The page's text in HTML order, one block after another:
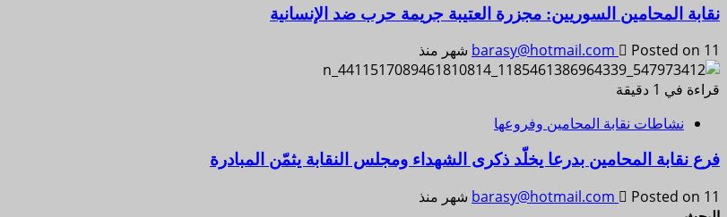
نقابة المحامين السوريين: مجزرة العتيبة جريمة حرب ضد الإنسانية
barasy@hotmail.com
Posted on 11 شهر منذ
قراءة في 1 دقيقة
نشاطات نقابة المحامين وفروعها
فرع نقابة المحامين بدرعا يخلّد ذكرى الشهداء ومجلس النقابة يثمّن المبادرة
barasy@hotmail.com Posted on 11 شهر منذ